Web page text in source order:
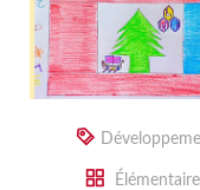
Élémentaire